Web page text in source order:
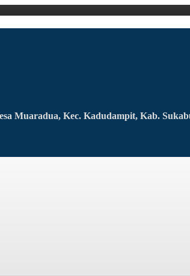
Muaradua, Kec. Kadudampit, Kab.